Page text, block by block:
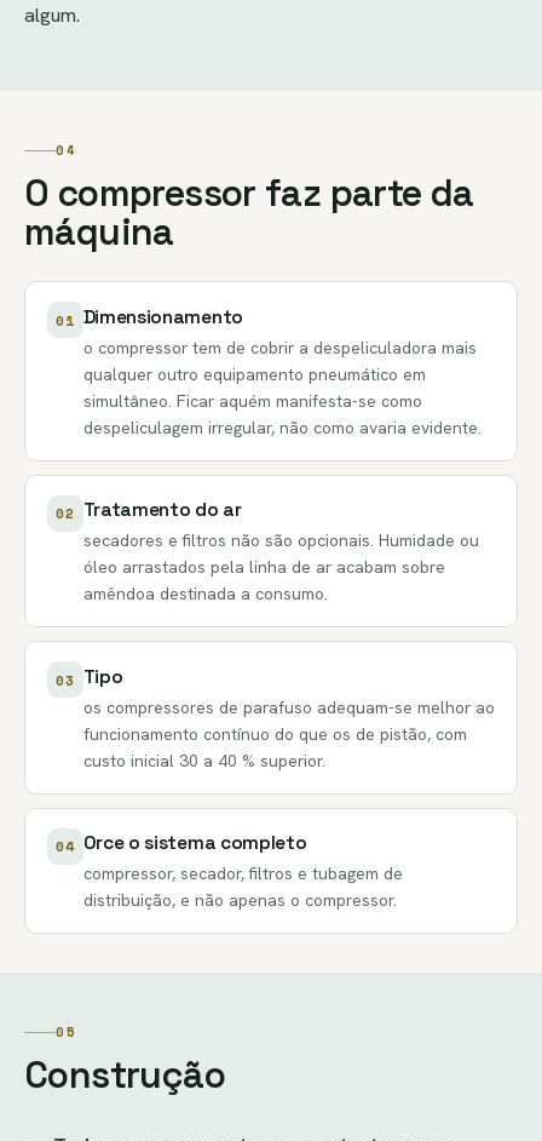
algum.
04
O compressor faz parte da
máquina
01 Dimensionamento
o compressor tem de cobrir a despeliculadora mais
qualquer outro equipamento pneumático em
simultâneo. Ficar aquém manifesta-se como
despeliculagem irregular, não como avaria evidente.
02 Tratamento do ar
secadores e filtros não são opcionais. Humidade ou
óleo arrastados pela linha de ar acabam sobre
amêndoa destinada a consumo.
03 Tipo
os compressores de parafuso adequam-se melhor ao
funcionamento contínuo do que os de pistão, com
custo inicial 30 a 40 % superior.
04 Orce o sistema completo
compressor, secador, filtros e tubagem de
distribuição, e não apenas o compressor.
05
Construção